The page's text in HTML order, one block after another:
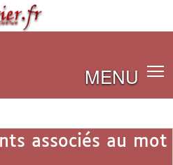
MENU
associés au mot